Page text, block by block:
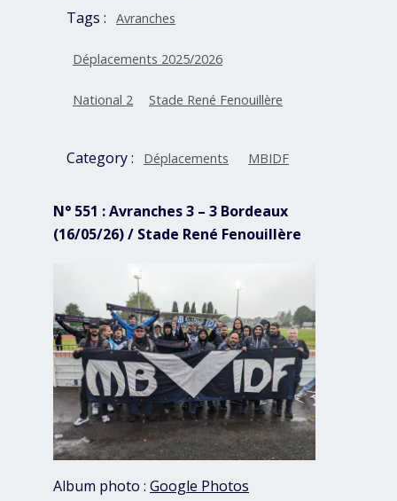
Tags : Avranches
Déplacements 2025/2026
National 2 Stade René Fenouillère
Category : Déplacements MBIDF
N° 551 : Avranches 3 – 3 Bordeaux
(16/05/26) / Stade René Fenouillère
Album photo : Google Photos